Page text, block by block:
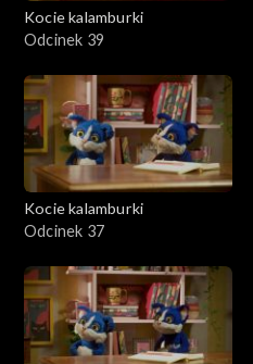
Kocie kalamburki
Odcinek 39
Kocie kalamburki
Odcinek 37